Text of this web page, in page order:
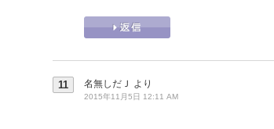
11 名無しだＪ より
2015年11月5日 12:11 AM